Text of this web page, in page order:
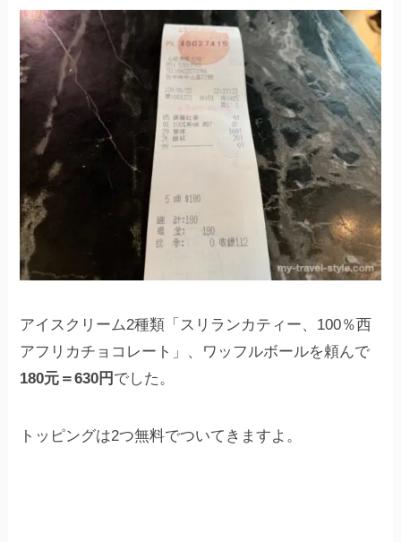
アイスクリーム2種類「スリランカティー、100％西
アフリカチョコレート」、ワッフルボールを頼んで
180元＝630円 でした。
トッピングは2つ無料でついてきますよ。